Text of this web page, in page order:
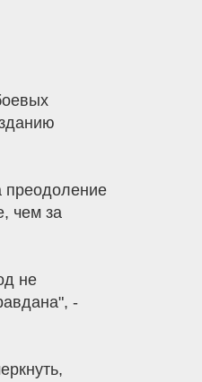
преодоление
чем за
не
-